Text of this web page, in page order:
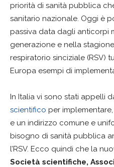
priorità di sanità pubblica
sanitario nazionale. Oggi è
passiva data dagli anticorpi
generazione e nella
respiratorio sinciziale (RSV)
Europa esempi di
In Italia vi sono stati appelli
scientifico per
e un indirizzo comune e
bisogno di sanità pubblica
l’RSV. Ecco quindi che la
Società scientifiche,